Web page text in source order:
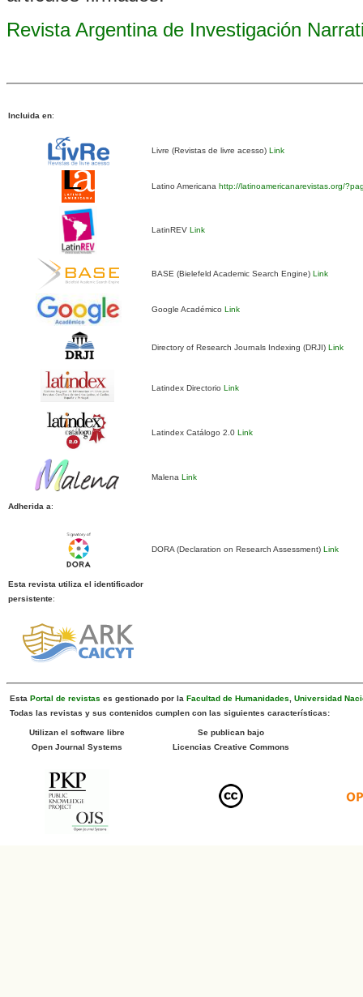
Revista Argentina de Investigación
Incluida en:
Livre (Revistas de livre acesso) Link
Latino Americana http://latinoamericanarevistas.org/
LatinREV Link
BASE (Bielefeld Academic Search Engine) Link
Google AcadémicoLink
Directory of Research Journals Indexing (DRJI)Link
Latindex DirectorioLink
Latindex Catálogo 2.0Link
MalenaLink
Adherida a:
DORA (Declaration on Research Assessment)Link
Esta revista utiliza el identificador
persistente:
Esta Portal de revistas es gestionado por la Facultad de Humanidades, Universidad
Todas las revistas y sus contenidos cumplen con las siguientes características:
Utilizan el software libre
Open Journal Systems
Se publican bajo
Licencias Creative Commons